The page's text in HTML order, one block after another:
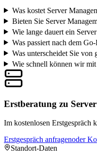
Was kostet Server
Bieten Sie Server
Wie lange dauert ein
Was passiert nach dem
Was unterscheidet Sie von
Wie schnell können wir
Erstberatung zu
Im kostenlosen Erstgespräch
Erstgespräch anfragenoder
Standort-Daten